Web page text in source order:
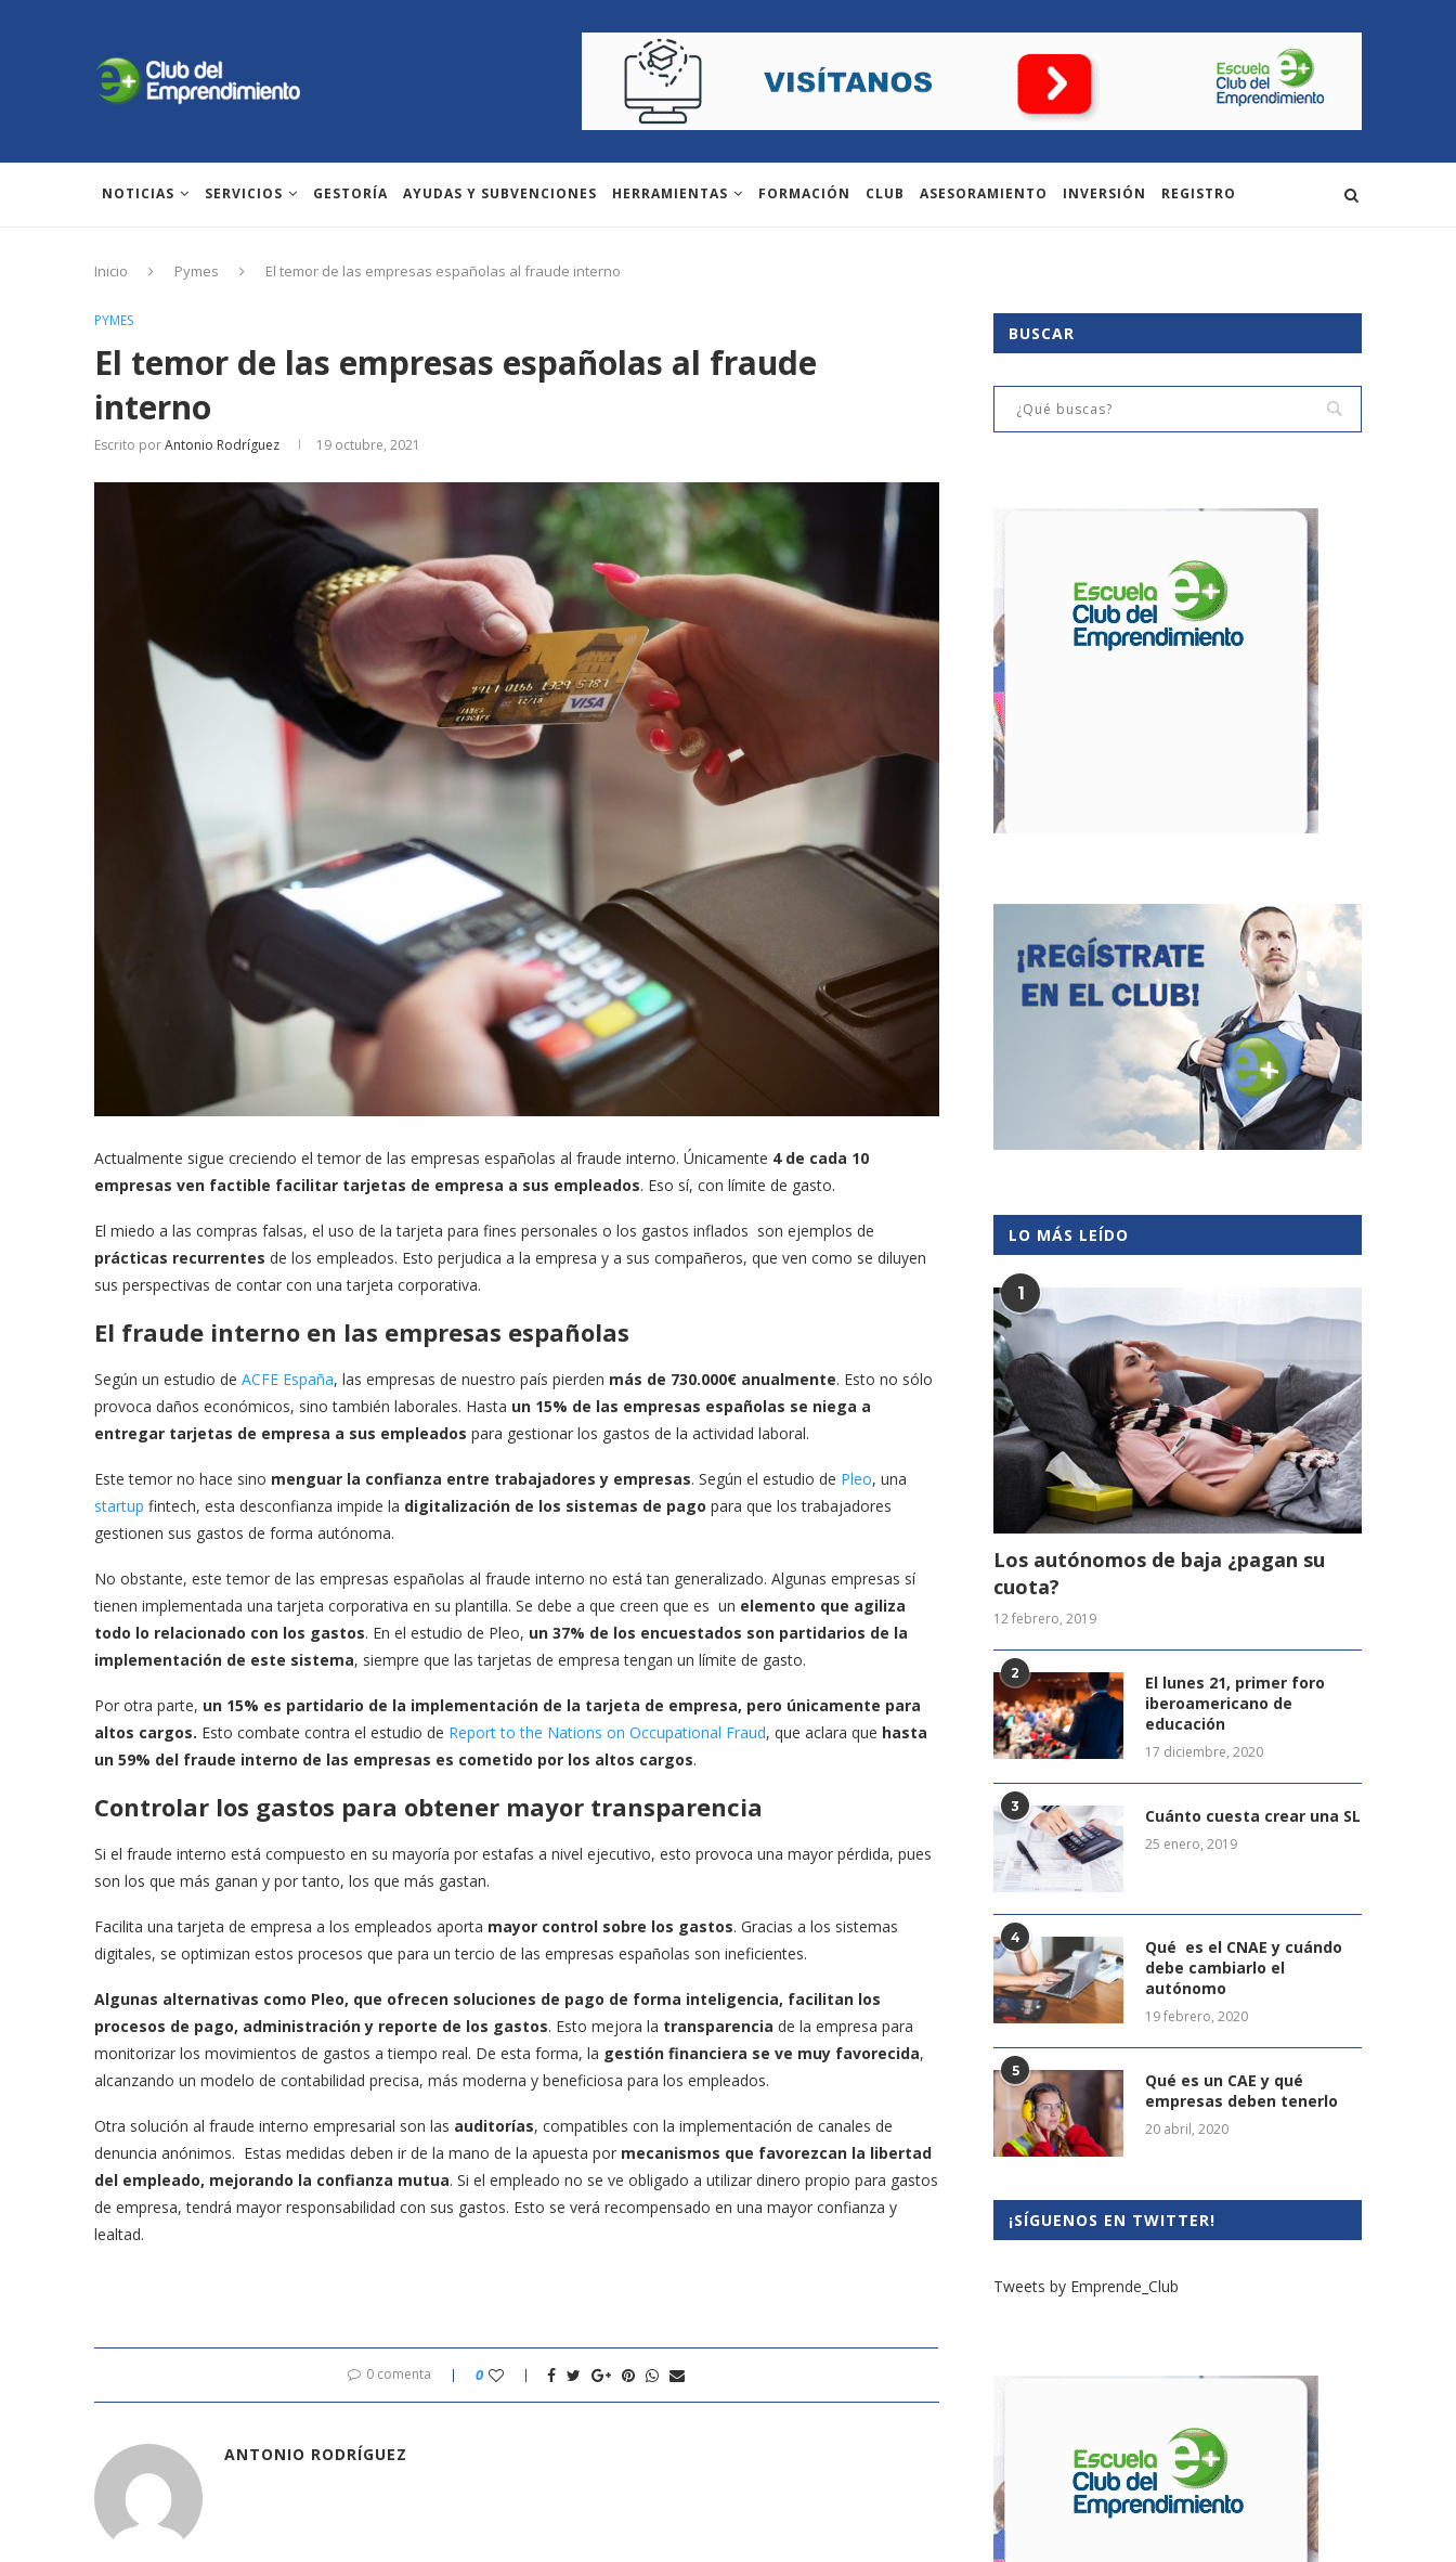
NOTICIAS SERVICIOS GESTORÍA AYUDAS Y SUBVENCIONES HERRAMIENTAS FORMACIÓN CLUB ASESORAMIENTO INVERSIÓN REGISTRO
Inicio Pymes El temor de las empresas españolas al fraude interno
PYMES
El temor de las empresas españolas al fraude
interno
Escrito porAntonio Rodríguez 19 octubre, 2021
Actualmente sigue creciendo el temor de las empresas españolas al fraude interno. Únicamente 4 de cada 10
empresas ven factible facilitar tarjetas de empresa a sus empleados. Eso sí, con límite de gasto.
El miedo a las compras falsas, el uso de la tarjeta para fines personales o los gastos inflados son ejemplos de
prácticas recurrentes de los empleados. Esto perjudica a la empresa y a sus compañeros, que ven como se diluyen
sus perspectivas de contar con una tarjeta corporativa.
El fraude interno en las empresas españolas
Según un estudio de ACFE España, las empresas de nuestro país pierden más de 730.000€ anualmente. Esto no sólo
provoca daños económicos, sino también laborales. Hasta un 15% de las empresas españolas se niega a
entregar tarjetas de empresa a sus empleados para gestionar los gastos de la actividad laboral.
Este temor no hace sino menguar la confianza entre trabajadores y empresas. Según el estudio de Pleo, una
startup fintech, esta desconfianza impide la digitalización de los sistemas de pago para que los trabajadores
gestionen sus gastos de forma autónoma.
No obstante, este temor de las empresas españolas al fraude interno no está tan generalizado. Algunas empresas sí
tienen implementada una tarjeta corporativa en su plantilla. Se debe a que creen que es un elemento que agiliza
todo lo relacionado con los gastos. En el estudio de Pleo, un 37% de los encuestados son partidarios de la
implementación de este sistema, siempre que las tarjetas de empresa tengan un límite de gasto.
Por otra parte, un 15% es partidario de la implementación de la tarjeta de empresa, pero únicamente para
altos cargos. Esto combate contra el estudio de Report to the Nations on Occupational Fraud, que aclara que hasta
un 59% del fraude interno de las empresas es cometido por los altos cargos.
Controlar los gastos para obtener mayor transparencia
Si el fraude interno está compuesto en su mayoría por estafas a nivel ejecutivo, esto provoca una mayor pérdida, pues
son los que más ganan y por tanto, los que más gastan.
Facilita una tarjeta de empresa a los empleados aporta mayor control sobre los gastos. Gracias a los sistemas
digitales, se optimizan estos procesos que para un tercio de las empresas españolas son ineficientes.
Algunas alternativas como Pleo, que ofrecen soluciones de pago de forma inteligencia, facilitan los
procesos de pago, administración y reporte de los gastos. Esto mejora la transparencia de la empresa para
monitorizar los movimientos de gastos a tiempo real. De esta forma, la gestión financiera se ve muy favorecida,
alcanzando un modelo de contabilidad precisa, más moderna y beneficiosa para los empleados.
Otra solución al fraude interno empresarial son las auditorías, compatibles con la implementación de canales de
denuncia anónimos. Estas medidas deben ir de la mano de la apuesta por mecanismos que favorezcan la libertad
del empleado, mejorando la confianza mutua. Si el empleado no se ve obligado a utilizar dinero propio para gastos
de empresa, tendrá mayor responsabilidad con sus gastos. Esto se verá recompensado en una mayor confianza y
lealtad.
0 comenta 0
ANTONIO RODRÍGUEZ
BUSCAR
LO MÁS LEÍDO
1
Los autónomos de baja ¿pagan su
cuota?
12 febrero, 2019
2
El lunes 21, primer foro
iberoamericano de
educación
17 diciembre, 2020
3 Cuánto cuesta crear una SL
25 enero, 2019
4
Qué es el CNAE y cuándo
debe cambiarlo el
autónomo
19 febrero, 2020
5
Qué es un CAE y qué
empresas deben tenerlo
20 abril, 2020
¡SÍGUENOS EN TWITTER!
Tweets by Emprende_Club